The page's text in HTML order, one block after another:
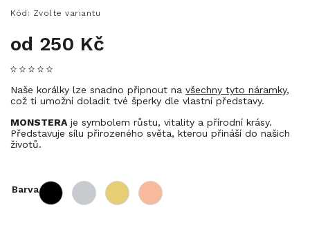
Kód: Zvolte variantu
od 250 Kč
Naše korálky lze snadno připnout na všechny tyto náramky,
což ti umožní doladit tvé šperky dle vlastní představy.
MONSTERA je symbolem růstu, vitality a přírodní krásy.
Představuje sílu přirozeného světa, kterou přináší do našich
životů.
Barva